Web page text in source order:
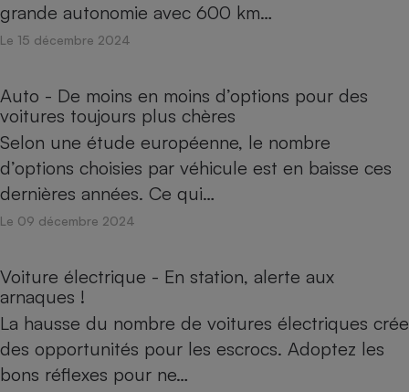
grande autonomie avec 600 km…
Le 15 décembre 2024
Auto - De moins en moins d’options pour des
voitures toujours plus chères
Selon une étude européenne, le nombre
d’options choisies par véhicule est en baisse ces
dernières années. Ce qui…
Le 09 décembre 2024
Voiture électrique - En station, alerte aux
arnaques !
La hausse du nombre de voitures électriques crée
des opportunités pour les escrocs. Adoptez les
bons réflexes pour ne…